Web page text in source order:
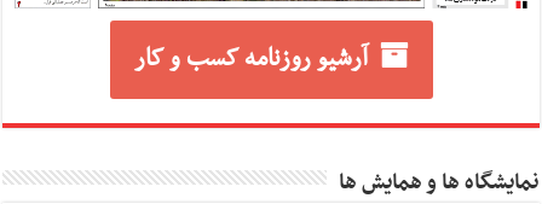
آرشیو روزنامه کسب و کار
نمایشگاه ها و همایش ها